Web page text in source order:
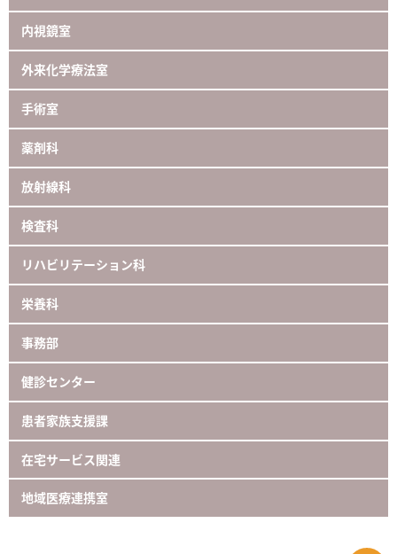
内視鏡室
外来化学療法室
手術室
薬剤科
放射線科
検査科
リハビリテーション科
栄養科
事務部
健診センター
患者家族支援課
在宅サービス関連
地域医療連携室